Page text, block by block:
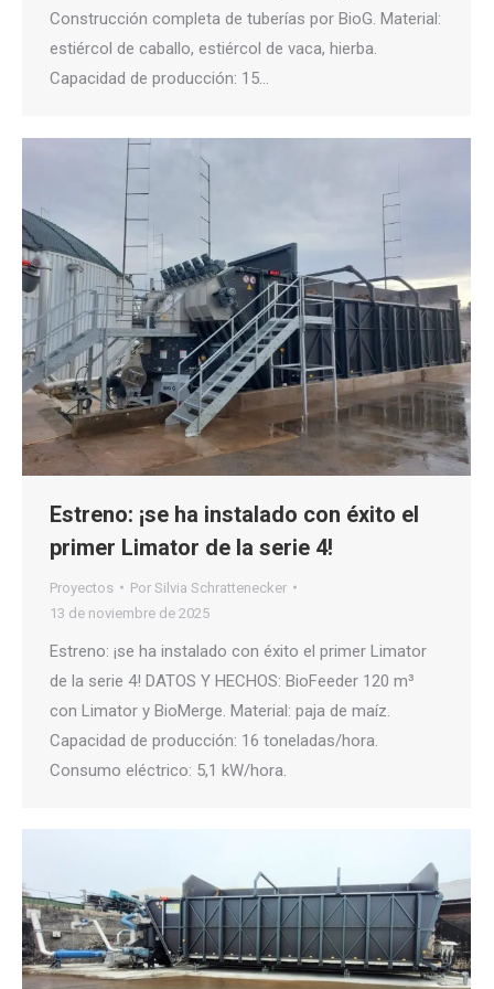
Construcción completa de tuberías por BioG. Material:
estiércol de caballo, estiércol de vaca, hierba.
Capacidad de producción: 15…
Estreno: ¡se ha instalado con éxito el
primer Limator de la serie 4!
Proyectos Por Silvia Schrattenecker
13 de noviembre de 2025
Estreno: ¡se ha instalado con éxito el primer Limator
de la serie 4! DATOS Y HECHOS: BioFeeder 120 m³
con Limator y BioMerge. Material: paja de maíz.
Capacidad de producción: 16 toneladas/hora.
Consumo eléctrico: 5,1 kW/hora.